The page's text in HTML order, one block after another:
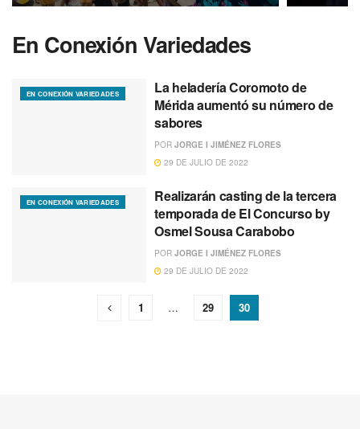
En Conexión Variedades
EN CONEXIÓN VARIEDADES
La heladería Coromoto de
Mérida aumentó su número de
sabores
POR JORGE I JIMÉNEZ FLORES
29 DE JULIO DE 2022
EN CONEXIÓN VARIEDADES
Realizarán casting de la tercera
temporada de El Concurso by
Osmel Sousa Carabobo
POR JORGE I JIMÉNEZ FLORES
29 DE JULIO DE 2022
1 … 29 30